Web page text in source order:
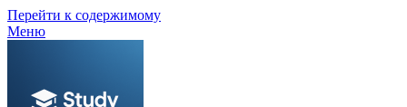
Перейти к содержимому
Меню